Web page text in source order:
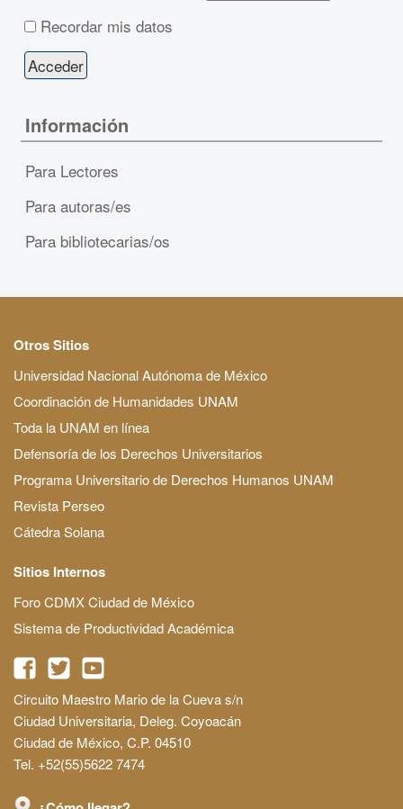
Recordar mis datos
Información
Para Lectores
Para autoras/es
Para bibliotecarias/os
Otros Sitios
Universidad Nacional Autónoma de México
Coordinación de Humanidades UNAM
Toda la UNAM en línea
Defensoría de los Derechos Universitarios
Programa Universitario de Derechos Humanos UNAM
Revista Perseo
Cátedra Solana
Sitios Internos
Foro CDMX Ciudad de México
Sistema de Productividad Académica
Circuito Maestro Mario de la Cueva s/n
Ciudad Universitaria, Deleg. Coyoacán
Ciudad de México, C.P. 04510
Tel. +52(55)5622 7474